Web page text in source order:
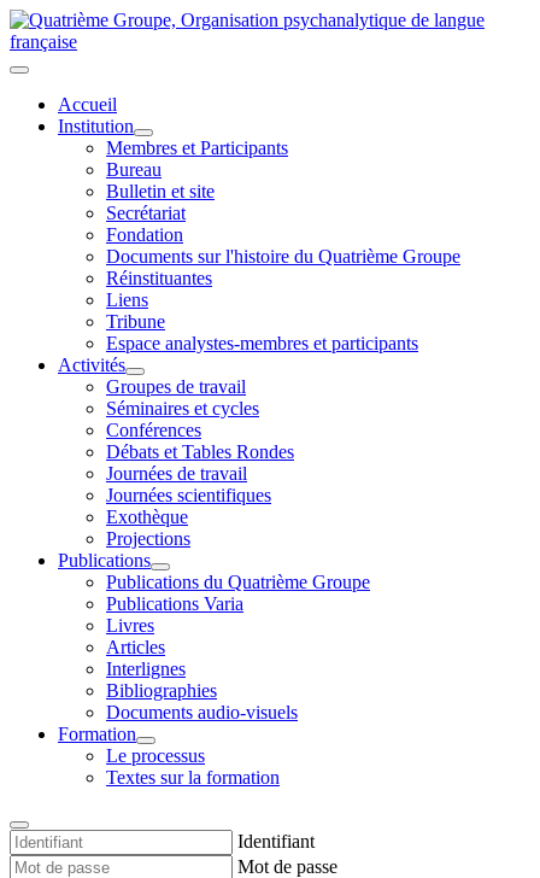
Accueil
Institution
Membres et Participants
Bureau
Bulletin et site
Secrétariat
Fondation
Documents sur l'histoire du Quatrième Groupe
Réinstituantes
Liens
Tribune
Espace analystes-membres et participants
Activités
Groupes de travail
Séminaires et cycles
Conférences
Débats et Tables Rondes
Journées de travail
Journées scientifiques
Exothèque
Projections
Publications
Publications du Quatrième Groupe
Publications Varia
Livres
Articles
Interlignes
Bibliographies
Documents audio-visuels
Formation
Le processus
Textes sur la formation
Identifiant
Mot de passe